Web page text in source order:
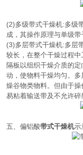
(2)多级带式干燥机:多级
成，其操作原理与单级带
(3)多层带式干燥机:多层
较长，在整个干燥过程
隔板以组织干燥介质的定
动，使物料干燥均匀。
燥谷物类物料。但由于
易粘着输送带及不允许碎
五、偏铝酸带式干燥机示